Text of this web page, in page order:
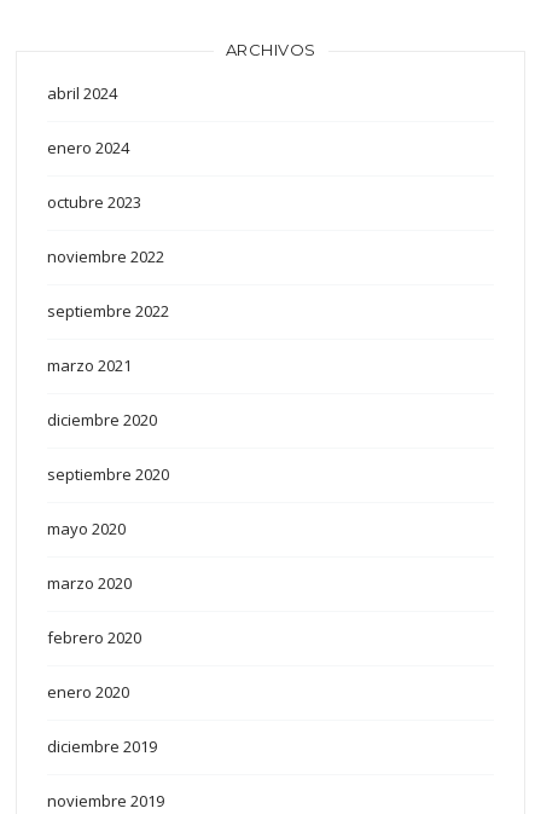
ARCHIVOS
abril 2024
enero 2024
octubre 2023
noviembre 2022
septiembre 2022
marzo 2021
diciembre 2020
septiembre 2020
mayo 2020
marzo 2020
febrero 2020
enero 2020
diciembre 2019
noviembre 2019